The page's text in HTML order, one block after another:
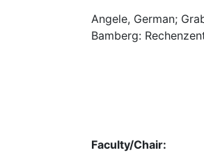
Angele, German;
Bamberg:
Faculty/Chair: